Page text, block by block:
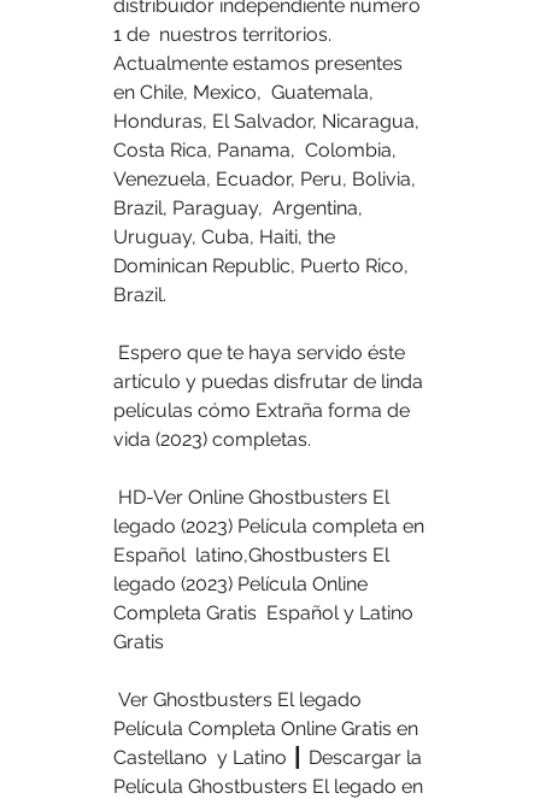
distribuidor independiente número
1 de  nuestros territorios.
Actualmente estamos presentes
en Chile, Mexico,  Guatemala,
Honduras, El Salvador, Nicaragua,
Costa Rica, Panama,  Colombia,
Venezuela, Ecuador, Peru, Bolivia,
Brazil, Paraguay,  Argentina,
Uruguay, Cuba, Haiti, the
Dominican Republic, Puerto Rico,
Brazil.
artículo y puedas disfrutar de linda
películas cómo Extraña forma de
vida (2023) completas.
legado (2023) Película completa en
Español  latino,Ghostbusters El
legado (2023) Película Online
Completa Gratis  Español y Latino
Gratis
Película Completa Online Gratis en
Castellano  y Latino ┃ Descargar la
Película Ghostbusters El legado en